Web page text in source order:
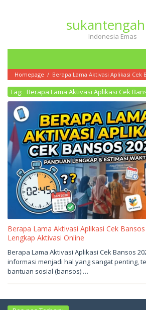
Indonesia Emas
Homepage / Berapa Lama Aktivasi Aplikasi Cek
Tag: Berapa Lama Aktivasi Aplikasi Cek
Berapa Lama Aktivasi Aplikasi Cek
Lengkap Aktivasi Online
Mei
15,
2026
sukantengah
Berapa Lama Aktivasi Aplikasi Cek Bansos
informasi menjadi hal yang sangat penting,
bantuan sosial (bansos) …